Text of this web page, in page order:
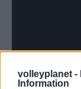
volleyplanet -
Information